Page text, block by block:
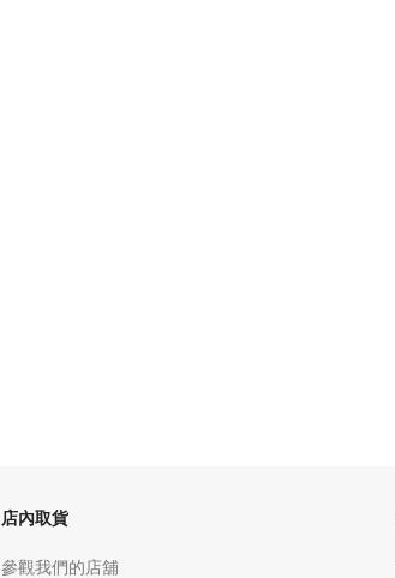
店內取貨
參觀我們的店舖